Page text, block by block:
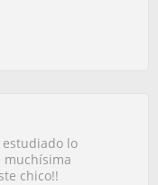
lo
muchísima
chico!!